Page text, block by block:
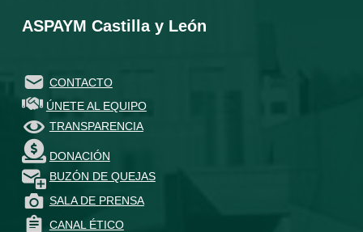
ASPAYM Castilla y León
CONTACTO
ÚNETE AL EQUIPO
TRANSPARENCIA
DONACIÓN
BUZÓN DE QUEJAS
SALA DE PRENSA
CANAL ÉTICO